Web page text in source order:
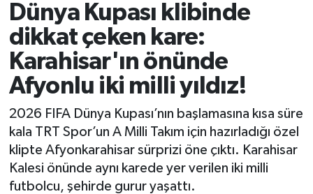
Dünya Kupası klibinde
dikkat çeken kare:
Karahisar'ın önünde
Afyonlu iki milli yıldız!
2026 FIFA Dünya Kupası’nın başlamasına kısa süre
kala TRT Spor’un A Milli Takım için hazırladığı özel
klipte Afyonkarahisar sürprizi öne çıktı. Karahisar
Kalesi önünde aynı karede yer verilen iki milli
futbolcu, şehirde gurur yaşattı.
Siyaset
Spor
Sağlık
Teknoloji
Afyonkarahisar Trafik Yoğunluk Haritası
Süper Lig Puan Durumu ve Fikstür
Son Dakika Haberleri
Haber Arşivi